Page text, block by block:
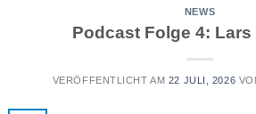
NEWS
Podcast Folge 4:
VERÖFFENTLICHT AM 22 JULI, 2026